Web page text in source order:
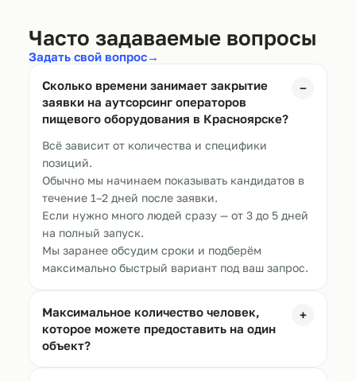
Часто задаваемые вопросы
Задать свой вопрос→
Сколько времени занимает закрытие
заявки на аутсорсинг операторов
пищевого оборудования в Красноярске?
−
Всё зависит от количества и специфики
позиций.
Обычно мы начинаем показывать кандидатов в
течение 1–2 дней после заявки.
Если нужно много людей сразу — от 3 до 5 дней
на полный запуск.
Мы заранее обсудим сроки и подберём
максимально быстрый вариант под ваш запрос.
Максимальное количество человек,
которое можете предоставить на один
объект?
+